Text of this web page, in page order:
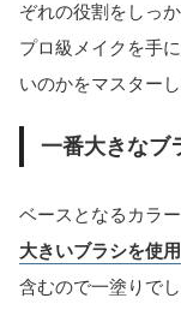
ぞれの役割をしっ
プロ級メイクを手
いのかをマスター
一番大きなブ
ベースとなるカラ
大きいブラシを使用
含むので一塗りで